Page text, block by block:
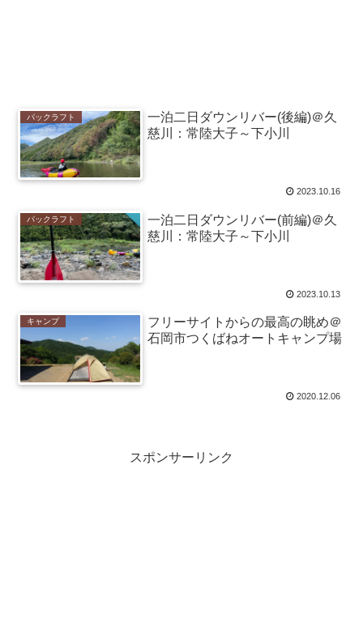
パックラフト
一泊二日ダウンリバー(後編)＠久
慈川：常陸大子～下小川
2023.10.16
パックラフト
一泊二日ダウンリバー(前編)＠久
慈川：常陸大子～下小川
2023.10.13
キャンプ
フリーサイトからの最高の眺め＠
石岡市つくばねオートキャンプ場
2020.12.06
スポンサーリンク